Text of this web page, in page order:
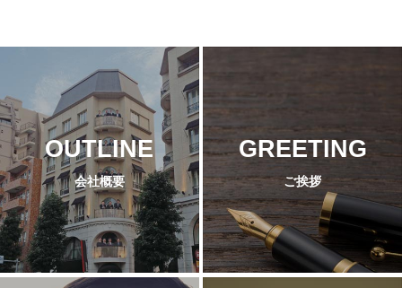
OUTLINE
会社概要
GREETING
ご挨拶